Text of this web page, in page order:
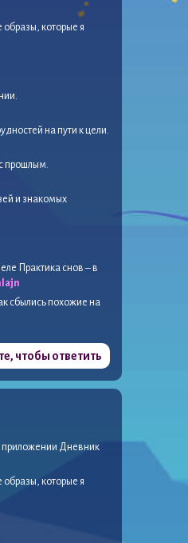
образы, которые я
на пути к цели.
прошлым.
и знакомых
Практика снов – в
сбылись похожие на
чтобы ответить
приложении Дневник
образы, которые я